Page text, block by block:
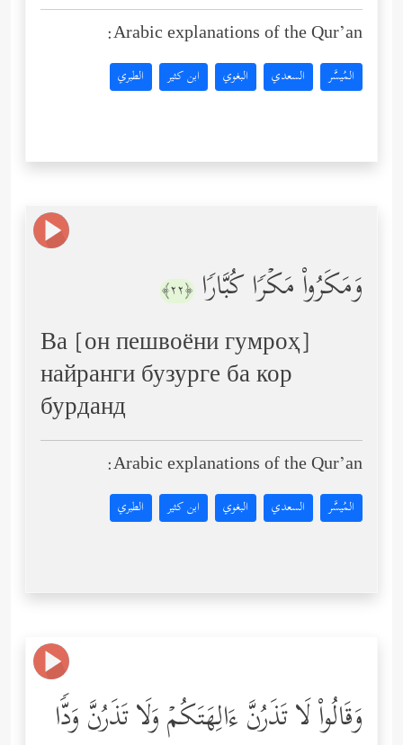
Arabic explanations of the Qur’an:
المُيسَّر السعدي البغوي ابن كثير الطبري
وَمَكَرُواْ مَكۡرࣰا كُبَّارࣰا ﴿٢٢﴾
Ва [он пешвоёни гумроҳ]
найранги бузурге ба кор
бурданд
Arabic explanations of the Qur’an:
المُيسَّر السعدي البغوي ابن كثير الطبري
وَقَالُواْ لَا تَذَرُنَّ ءَالِهَتَكُمۡ وَلَا تَذَرُنَّ وَدࣰّا